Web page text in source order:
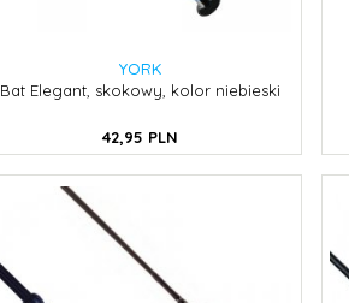
YORK
Bat Elegant, skokowy, kolor niebieski
42,95 PLN